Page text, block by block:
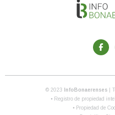
© 2023 InfoBonaerenses
|
• Registro de propiedad
• Propiedad de